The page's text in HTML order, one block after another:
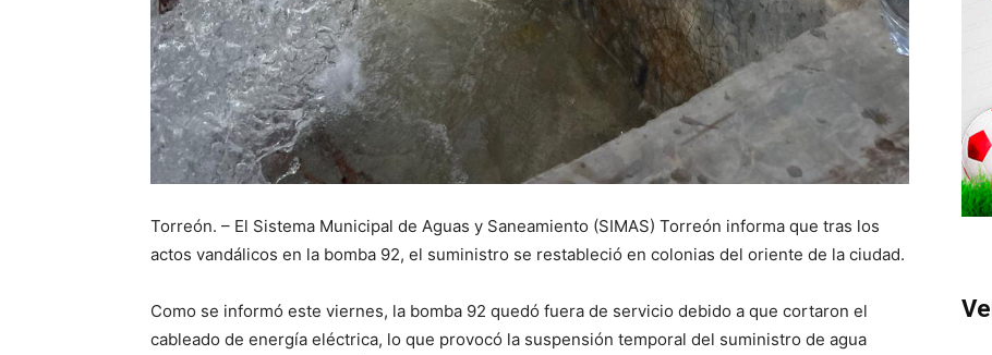
Torreón. – El Sistema Municipal de Aguas y Saneamiento (SIMAS) Torreón informa que tras los
actos vandálicos en la bomba 92, el suministro se restableció en colonias del oriente de la ciudad.
Como se informó este viernes, la bomba 92 quedó fuera de servicio debido a que cortaron el
cableado de energía eléctrica, lo que provocó la suspensión temporal del suministro de agua